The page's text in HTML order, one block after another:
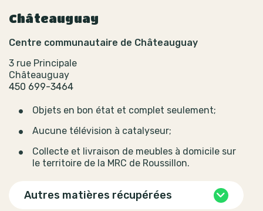
Châteauguay
Centre communautaire de Châteauguay
3 rue Principale
Châteauguay
450 699-3464
Objets en bon état et complet seulement;
Aucune télévision à catalyseur;
Collecte et livraison de meubles à domicile sur
le territoire de la MRC de Roussillon.
Autres matières récupérées